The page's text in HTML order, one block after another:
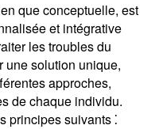
que conceptuelle, est
et intégrative
les troubles du
une solution unique,
approches,
de chaque individu.
principes suivants ⁚